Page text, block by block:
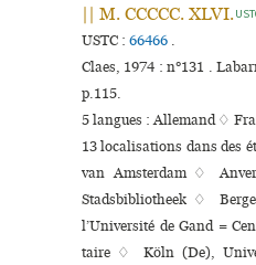
|| M. CCCCC. XLVI.
USTC : 66466 .
Claes, 1974 : n°131 .
p.115.
5 langues :Allemand ♢
13 localisations dans des
van Amsterdam ♢
Stadsbibliotheek ♢
l’Université de Gand =
taire ♢ Köln (De),